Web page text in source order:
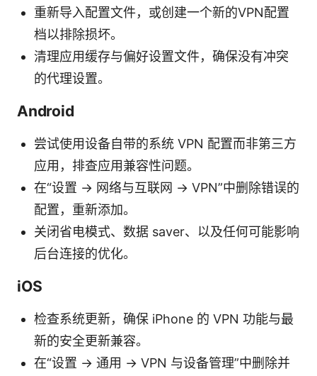
重新导入配置文件，或创建一个新的VPN配置
档以排除损坏。
清理应用缓存与偏好设置文件，确保没有冲突
的代理设置。
Android
尝试使用设备自带的系统 VPN 配置而非第三方
应用，排查应用兼容性问题。
在“设置 → 网络与互联网 → VPN”中删除错误的
配置，重新添加。
关闭省电模式、数据 saver、以及任何可能影响
后台连接的优化。
iOS
检查系统更新，确保 iPhone 的 VPN 功能与最
新的安全更新兼容。
在“设置 → 通用 → VPN 与设备管理”中删除并